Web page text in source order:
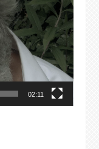
02:11